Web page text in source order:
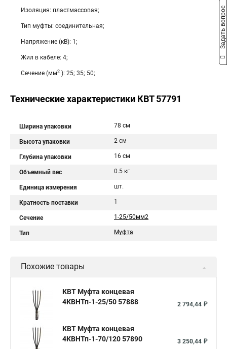
Изоляция: пластмассовая;
Тип муфты: соединительная;
Напряжение (кВ): 1;
Жил в кабеле: 4;
Сечение (мм2 ): 25; 35; 50;
Технические характеристики КВТ 57791
Ширина упаковки 78 см
Высота упаковки 2 см
Глубина упаковки 16 см
Объемный вес 0.5 кг
Единица измерения шт.
Кратность поставки 1
Сечение 1-25/50мм2
Тип Муфта
Похожие товары
КВТ Муфта концевая
4КВНТп-1-25/50 57888
2 794,44 ₽
КВТ Муфта концевая
4КВНТп-1-70/120 57890
3 250,44 ₽
Задать вопрос